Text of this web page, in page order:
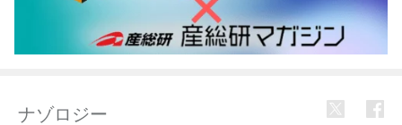
ナゾロジー